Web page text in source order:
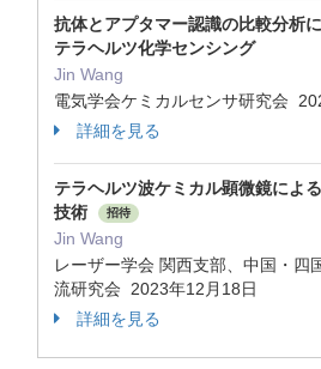
抗体とアプタマー認識の比較分析
テラヘルツ化学センシング
Jin Wang
電気学会ケミカルセンサ研究会
詳細を見る
テラヘルツ波ケミカル顕微鏡によ
技術
招待
Jin Wang
レーザー学会 関⻄⽀部、中国・四
流研究会 2023年12月18日
詳細を見る